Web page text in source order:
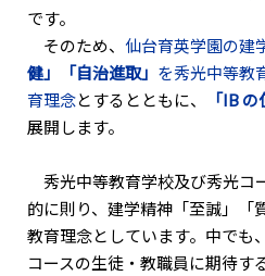
です。
そのため、仙台育英学園の建
健」「自治進取」 を秀光中等教
育理念とするとともに、 「IB の
展開します。
秀光中等教育学校及び秀光コ
的に則り、建学精神「至誠」「
教育理念としています。中でも
コースの生徒・教職員に期待す